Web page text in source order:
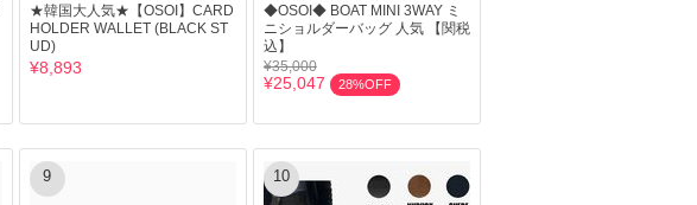
★韓国大人気★【OSOI】CARD
HOLDER WALLET (BLACK ST
UD)
¥8,893
◆OSOI◆ BOAT MINI 3WAY ミ
ニショルダーバッグ 人気 【関税
込】
¥35,000
¥25,047 28%OFF
9 10